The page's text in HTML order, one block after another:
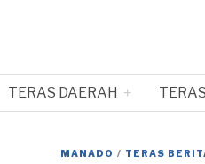
TERAS DAERAH
MANADO / TERAS